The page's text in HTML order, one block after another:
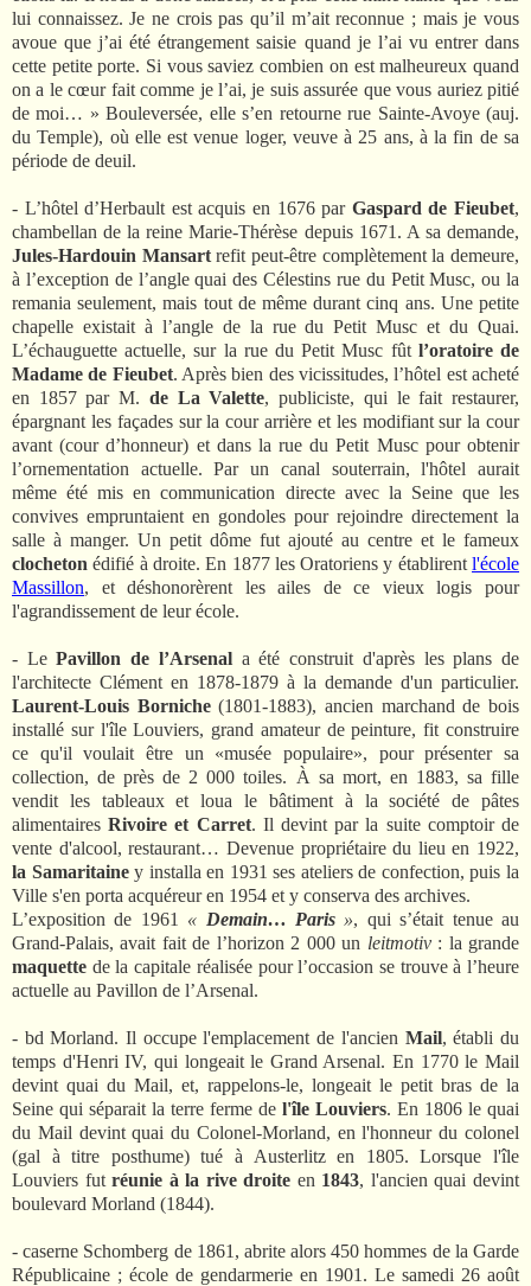
lui connaissez. Je ne crois pas qu’il m’ait reconnue ; mais je vous
avoue que j’ai été étrangement saisie quand je l’ai vu entrer dans
cette petite porte. Si vous saviez combien on est malheureux quand
on a le cœur fait comme je l’ai, je suis assurée que vous auriez pitié
de moi… » Bouleversée, elle s’en retourne rue Sainte-Avoye (auj.
du Temple), où elle est venue loger, veuve à 25 ans, à la fin de sa
période de deuil.
- L’hôtel d’Herbault est acquis en 1676 par Gaspard de Fieubet,
chambellan de la reine Marie-Thérèse depuis 1671. A sa demande,
Jules-Hardouin Mansartrefit peut-être complètement la demeure,
à l’exception de l’angle quai des Célestins rue du Petit Musc, ou la
remania seulement, mais tout de même durant cinq ans. Une petite
chapelle existait à l’angle de la rue du Petit Musc et du Quai.
L’échauguette actuelle, sur la rue du Petit Musc fût l’oratoire de
Madame de Fieubet. Après bien des vicissitudes, l’hôtel est acheté
en 1857 par M. de La Valette, publiciste, qui le fait restaurer,
épargnant les façades sur la cour arrière et les modifiant sur la cour
avant (cour d’honneur) et dans la rue du Petit Musc pour obtenir
l’ornementation actuelle. Par un canal souterrain, l'hôtel aurait
même été mis en communication directe avec la Seine que les
convives empruntaient en gondoles pour rejoindre directement la
salle à manger. Un petit dôme fut ajouté au centre et le fameux
clocheton édifié à droite. En 1877 les Oratoriens y établirentl'école
Massillon, et déshonorèrent les ailes de ce vieux logis pour
l'agrandissement de leur école.
- LePavillon de l’Arsenala été construit d'après les plans de
l'architecte Clément en 1878-1879 à la demande d'un particulier.
Laurent-Louis Borniche(1801-1883), ancien marchand de bois
installé sur l'île Louviers, grand amateur de peinture, fit construire
ce qu'il voulait être un «musée populaire», pour présenter sa
collection, de près de 2 000 toiles. À sa mort, en 1883, sa fille
vendit les tableaux et loua le bâtiment à la société de pâtes
alimentairesRivoire et Carret. Il devint par la suite comptoir de
vente d'alcool, restaurant… Devenue propriétaire du lieu en 1922,
la Samaritainey installa en 1931 ses ateliers de confection, puis la
Ville s'en porta acquéreur en 1954 et y conserva des archives.
L’exposition de 1961 « Demain… Paris », qui s’était tenue au
Grand-Palais, avait fait de l’horizon 2 000 un leitmotiv: la grande
maquette de la capitale réalisée pour l’occasion se trouve à l’heure
actuelle au Pavillon de l’Arsenal.
- bd Morland. Il occupe l'emplacement de l'ancien Mail, établi du
temps d'Henri IV, qui longeait le Grand Arsenal. En 1770 le Mail
devint quai du Mail, et, rappelons-le, longeait le petit bras de la
Seine qui séparait la terre ferme de l'île Louviers. En 1806 le quai
du Mail devint quai du Colonel-Morland, en l'honneur du colonel
(gal à titre posthume) tué à Austerlitz en 1805. Lorsque l'île
Louviers futréunie à la rive droite en 1843, l'ancien quai devint
boulevard Morland (1844).
- caserne Schomberg de 1861, abrite alors 450 hommes de la Garde
Républicaine ; école de gendarmerie en 1901. Le samedi 26 août